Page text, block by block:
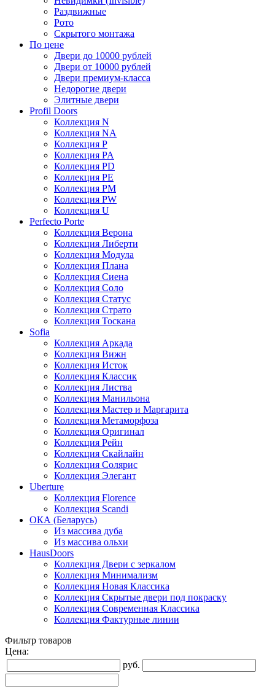
Раздвижные
Рото
Скрытого монтажа
По цене
Двери до 10000 рублей
Двери от 10000 рублей
Двери премиум-класса
Недорогие двери
Элитные двери
Profil Doors
Коллекция N
Коллекция NA
Коллекция P
Коллекция PA
Коллекция PD
Коллекция PE
Коллекция PM
Коллекция PW
Коллекция U
Perfecto Porte
Коллекция Верона
Коллекция Либерти
Коллекция Модула
Коллекция Плана
Коллекция Сиена
Коллекция Соло
Коллекция Статус
Коллекция Страто
Коллекция Тоскана
Sofia
Коллекция Аркада
Коллекция Вижн
Коллекция Исток
Коллекция Классик
Коллекция Листва
Коллекция Манильона
Коллекция Мастер и Маргарита
Коллекция Метаморфоза
Коллекция Оригинал
Коллекция Рейн
Коллекция Скайлайн
Коллекция Солярис
Коллекция Элегант
Uberture
Коллекция Florence
Коллекция Scandi
ОКА (Беларусь)
Из массива дуба
Из массива ольхи
HausDoors
Коллекция Двери с зеркалом
Коллекция Минимализм
Коллекция Новая Классика
Коллекция Скрытые двери под покраску
Коллекция Современная Классика
Коллекция Фактурные линии
Фильтр товаров
Цена:
руб.